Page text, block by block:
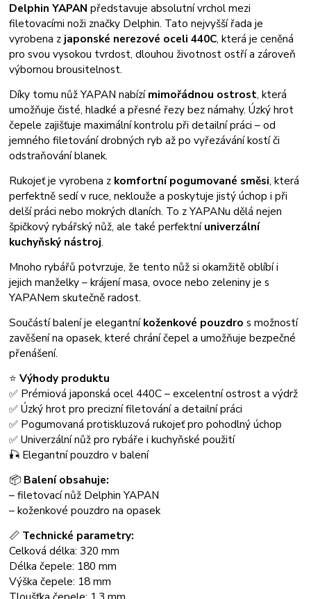
Delphin YAPAN představuje absolutní vrchol mezi
filetovacími noži značky Delphin. Tato nejvyšší řada je
vyrobena z japonské nerezové oceli 440C, která je ceněná
pro svou vysokou tvrdost, dlouhou životnost ostří a zároveň
výbornou brousitelnost.
Díky tomu nůž YAPAN nabízímimořádnou ostrost, která
umožňuje čisté, hladké a přesné řezy bez námahy. Úzký hrot
čepele zajišťuje maximální kontrolu při detailní práci – od
jemného filetování drobných ryb až po vyřezávání kostí či
odstraňování blanek.
Rukojeť je vyrobena z komfortní pogumované směsi, která
perfektně sedí v ruce, neklouže a poskytuje jistý úchop i při
delší práci nebo mokrých dlaních. To z YAPANu dělá nejen
špičkový rybářský nůž, ale také perfektníuniverzální
kuchyňský nástroj.
Mnoho rybářů potvrzuje, že tento nůž si okamžitě oblíbí i
jejich manželky – krájení masa, ovoce nebo zeleniny je s
YAPANem skutečně radost.
Součástí balení je elegantníkoženkové pouzdro s možností
zavěšení na opasek, které chrání čepel a umožňuje bezpečné
přenášení.
⭐Výhody produktu
✅ Prémiová japonská ocel 440C – excelentní ostrost a výdrž
✅ Úzký hrot pro precizní filetování a detailní práci
✅ Pogumovaná protiskluzová rukojeť pro pohodlný úchop
✅ Univerzální nůž pro rybáře i kuchyňské použití
🎣 Elegantní pouzdro v balení
📦 Balení obsahuje:
– filetovací nůž Delphin YAPAN
– koženkové pouzdro na opasek
📏 Technické parametry:
Celková délka: 320 mm
Délka čepele: 180 mm
Výška čepele: 18 mm